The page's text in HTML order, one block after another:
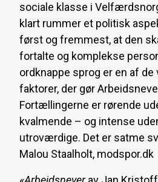
sociale klasse i
klart rummer et politisk
først og fremmest, at den
fortalte og komplekse
ordknappe sprog er en af
faktorer, der gør
Fortællingerne er rørende
kvalmende – og intense
utroværdige. Det er satme
Malou Staalholt, modspor.dk